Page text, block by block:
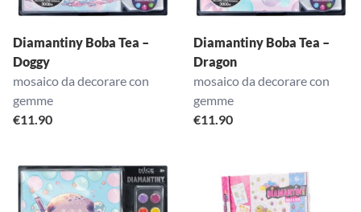
Diamantiny Boba Tea –
Doggy
mosaico da decorare con
gemme
€11.90
Diamantiny Boba Tea –
Dragon
mosaico da decorare con
gemme
€11.90